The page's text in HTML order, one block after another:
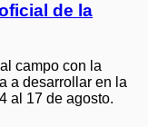
de la
campo con la
a desarrollar en la
al 17 de agosto.